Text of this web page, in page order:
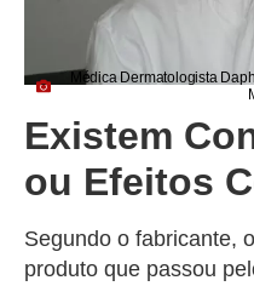
Médica Dermatologista
Existem
ou Efeitos
Segundo o fabricante, o
produto que passou